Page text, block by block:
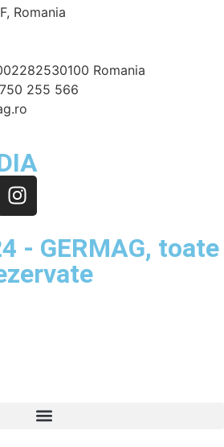
Romania
Romania
255 566
- GERMAG, toate